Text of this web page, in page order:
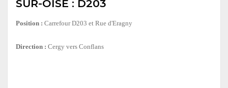
SUR-OISE : D203
Position : Carrefour D203 et Rue d'Eragny
Direction : Cergy vers Conflans